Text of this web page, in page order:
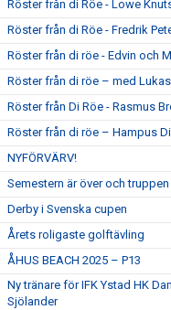
Röster från di Röe - Lowe
Röster från di Röe - Fredrik
Röster från di röe - Edvin och
Röster från di röe – med
Röster från Di Röe - Rasmus
Röster från di röe – Hampus
NYFÖRVÄRV!
Semestern är över och
Derby i Svenska cupen
Årets roligaste golftävling
ÅHUS BEACH 2025 – P13
Ny tränare för IFK Ystad HK
Sjölander